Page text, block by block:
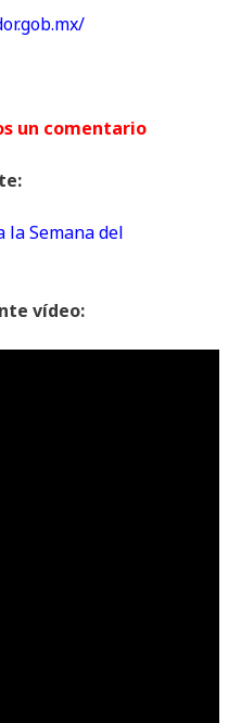
un comentario
la Semana del
vídeo: